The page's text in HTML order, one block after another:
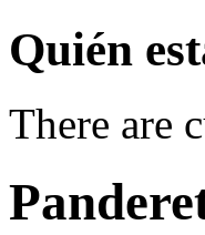
Quién
There are